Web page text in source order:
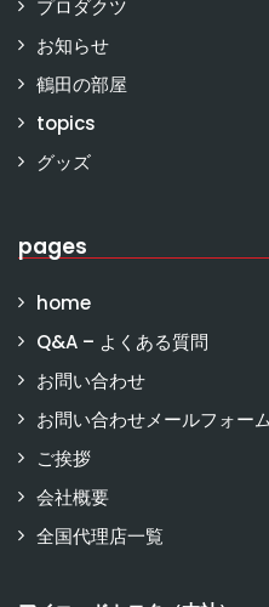
プロダクツ
お知らせ
鶴田の部屋
topics
グッズ
pages
home
Q&A – よくある質問
お問い合わせ
お問い合わせメールフォー
ご挨拶
会社概要
全国代理店一覧